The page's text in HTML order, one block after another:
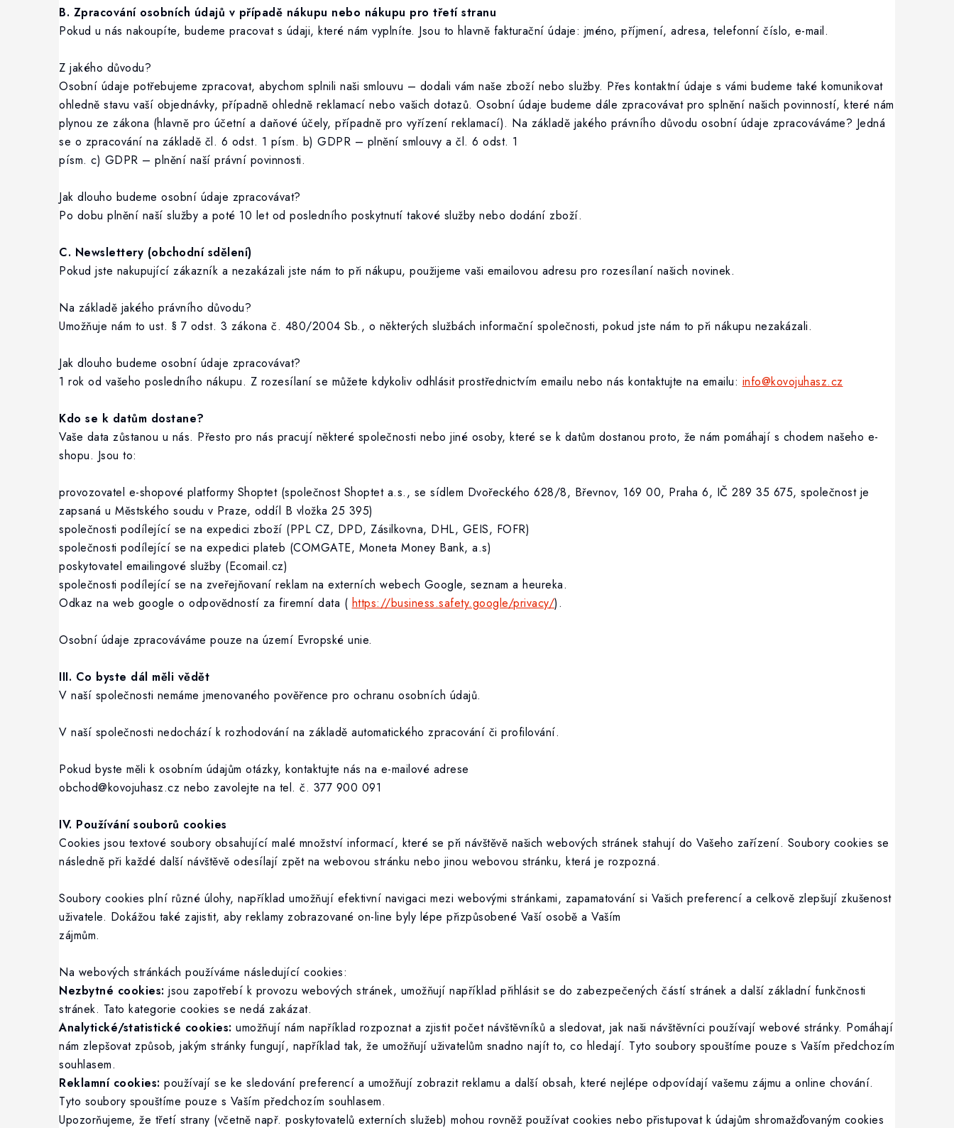
B. Zpracování osobních údajů v případě nákupu nebo nákupu pro třetí stranu
Pokud u nás nakoupíte, budeme pracovat s údaji, které nám vyplníte. Jsou to hlavně fakturační údaje: jméno, příjmení, adresa, telefonní číslo, e-mail.
Z jakého důvodu?
Osobní údaje potřebujeme zpracovat, abychom splnili naši smlouvu – dodali vám naše zboží nebo služby. Přes kontaktní údaje s vámi budeme také komunikovat
ohledně stavu vaší objednávky, případně ohledně reklamací nebo vašich dotazů. Osobní údaje budeme dále zpracovávat pro splnění našich povinností, které nám
plynou ze zákona (hlavně pro účetní a daňové účely, případně pro vyřízení reklamací). Na základě jakého právního důvodu osobní údaje zpracováváme? Jedná
se o zpracování na základě čl. 6 odst. 1 písm. b) GDPR – plnění smlouvy a čl. 6 odst. 1
písm. c) GDPR – plnění naší právní povinnosti.
Jak dlouho budeme osobní údaje zpracovávat?
Po dobu plnění naší služby a poté 10 let od posledního poskytnutí takové služby nebo dodání zboží.
C. Newslettery (obchodní sdělení)
Pokud jste nakupující zákazník a nezakázali jste nám to při nákupu, použijeme vaši emailovou adresu pro rozesílaní našich novinek.
Na základě jakého právního důvodu?
Umožňuje nám to ust. § 7 odst. 3 zákona č. 480/2004 Sb., o některých službách informační společnosti, pokud jste nám to při nákupu nezakázali.
Jak dlouho budeme osobní údaje zpracovávat?
1 rok od vašeho posledního nákupu. Z rozesílaní se můžete kdykoliv odhlásit prostřednictvím emailu nebo nás kontaktujte na emailu: info@kovojuhasz.cz
Kdo se k datům dostane?
Vaše data zůstanou u nás. Přesto pro nás pracují některé společnosti nebo jiné osoby, které se k datům dostanou proto, že nám pomáhají s chodem našeho e-
shopu. Jsou to:
provozovatel e-shopové platformy Shoptet (společnost Shoptet a.s., se sídlem Dvořeckého 628/8, Břevnov, 169 00, Praha 6, IČ 289 35 675, společnost je
zapsaná u Městského soudu v Praze, oddíl B vložka 25 395)
společnosti podílející se na expedici zboží (PPL CZ, DPD, Zásilkovna, DHL, GEIS, FOFR)
společnosti podílející se na expedici plateb (COMGATE, Moneta Money Bank, a.s)
poskytovatel emailingové služby (Ecomail.cz)
společnosti podílející se na zveřejňovaní reklam na externích webech Google, seznam a heureka.
Odkaz na web google o odpovědností za firemní data ( https://business.safety.google/privacy/).
Osobní údaje zpracováváme pouze na území Evropské unie.
III. Co byste dál měli vědět
V naší společnosti nemáme jmenovaného pověřence pro ochranu osobních údajů.
V naší společnosti nedochází k rozhodování na základě automatického zpracování či profilování.
Pokud byste měli k osobním údajům otázky, kontaktujte nás na e-mailové adrese
obchod@kovojuhasz.cz nebo zavolejte na tel. č. 377 900 091
IV. Používání souborů cookies
Cookies jsou textové soubory obsahující malé množství informací, které se při návštěvě našich webových stránek stahují do Vašeho zařízení. Soubory cookies se
následně při každé další návštěvě odesílají zpět na webovou stránku nebo jinou webovou stránku, která je rozpozná.
Soubory cookies plní různé úlohy, například umožňují efektivní navigaci mezi webovými stránkami, zapamatování si Vašich preferencí a celkově zlepšují zkušenost
uživatele. Dokážou také zajistit, aby reklamy zobrazované on-line byly lépe přizpůsobené Vaší osobě a Vaším
zájmům.
Na webových stránkách používáme následující cookies:
Nezbytné cookies: jsou zapotřebí k provozu webových stránek, umožňují například přihlásit se do zabezpečených částí stránek a další základní funkčnosti
stránek. Tato kategorie cookies se nedá zakázat.
Analytické/statistické cookies: umožňují nám například rozpoznat a zjistit počet návštěvníků a sledovat, jak naši návštěvníci používají webové stránky. Pomáhají
nám zlepšovat způsob, jakým stránky fungují, například tak, že umožňují uživatelům snadno najít to, co hledají. Tyto soubory spouštíme pouze s Vaším předchozím
souhlasem.
Reklamní cookies: používají se ke sledování preferencí a umožňují zobrazit reklamu a další obsah, které nejlépe odpovídají vašemu zájmu a online chování.
Tyto soubory spouštíme pouze s Vaším předchozím souhlasem.
Upozorňujeme, že třetí strany (včetně např. poskytovatelů externích služeb) mohou rovněž používat cookies nebo přistupovat k údajům shromažďovaným cookies